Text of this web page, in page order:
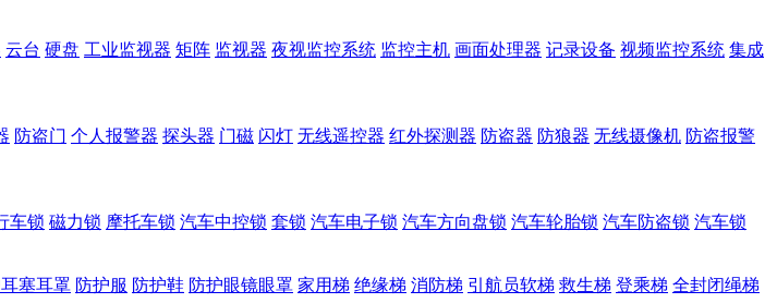
云台 硬盘 工业监视器 矩阵 监视器 夜视监控系统 监控主机 画面处理器 记录设备 视频监控系统 集成
防盗门 个人报警器 探头器 门磁 闪灯 无线遥控器 红外探测器 防盗器 防狼器 无线摄像机 防盗报警
车锁 磁力锁 摩托车锁 汽车中控锁 套锁 汽车电子锁 汽车方向盘锁 汽车轮胎锁 汽车防盗锁 汽车锁
塞耳罩 防护服 防护鞋 防护眼镜眼罩 家用梯 绝缘梯 消防梯 引航员软梯 救生梯 登乘梯 全封闭绳梯